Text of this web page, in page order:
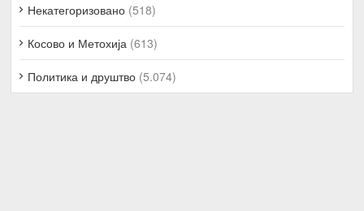
Некатегоризовано (518)
Косово и Метохија (613)
Политика и друштво (5.074)